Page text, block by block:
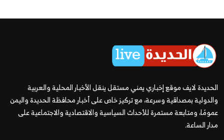
الحديدة لايف موقع إخباري يمني مستقل ينقل الأخبار المحلية والعربية
والدولية بمصداقية وسرعة، مع تركيز خاص على أخبار محافظة الحديدة واليمن
عمومًا، ومتابعة مستمرة للأحداث السياسية والاقتصادية والاجتماعية على
مدار الساعة.